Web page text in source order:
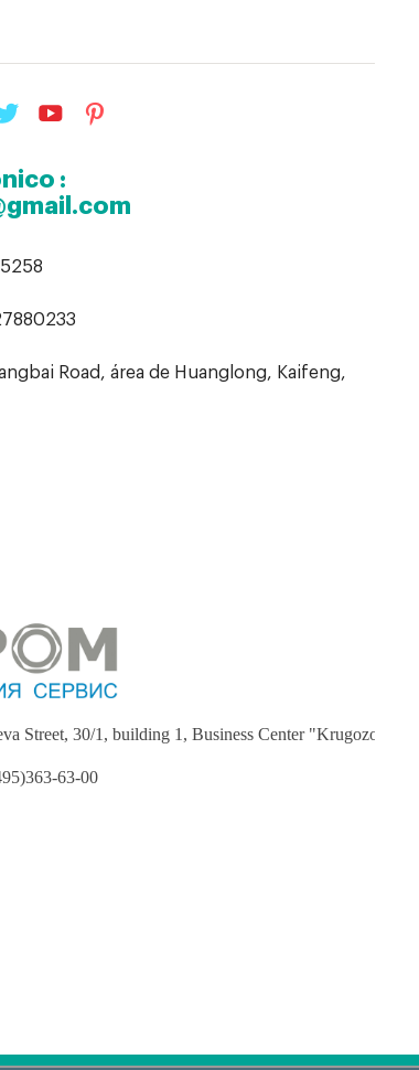
:
Road, área de Huanglong, Kaifeng,
Street, 30/1, building 1, Business Center "Krugozor"
63-00